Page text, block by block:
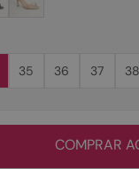
35 36 37 38
COMPRAR